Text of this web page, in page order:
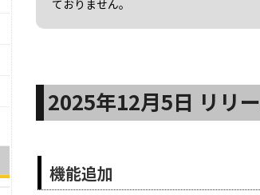
ておりません。
2025年12月5日 リリ
機能追加